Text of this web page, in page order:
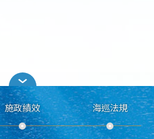
施政績效 海巡法規